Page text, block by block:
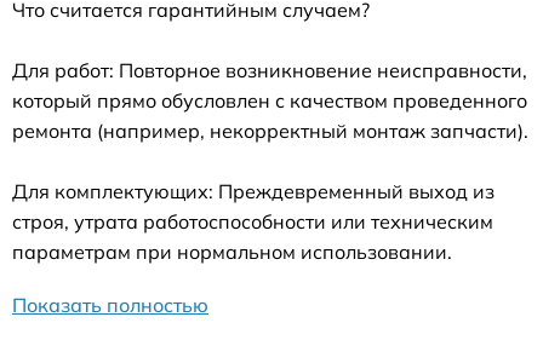
Что считается гарантийным случаем?
Для работ: Повторное возникновение неисправности,
который прямо обусловлен с качеством проведенного
ремонта (например, некорректный монтаж запчасти).
Для комплектующих: Преждевременный выход из
строя, утрата работоспособности или техническим
параметрам при нормальном использовании.
Показать полностью